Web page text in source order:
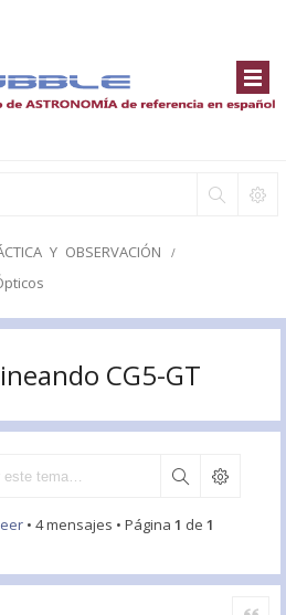
Y OBSERVACIÓN
CG5-GT
• 4 mensajes • Página 1 de 1
Citar